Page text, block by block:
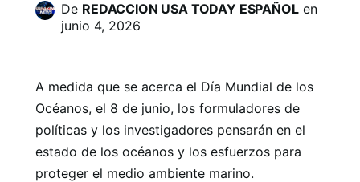
De REDACCION USA TODAY ESPAÑOLen
junio 4, 2026
A medida que se acerca el Día Mundial de los
Océanos, el 8 de junio, los formuladores de
políticas y los investigadores pensarán en el
estado de los océanos y los esfuerzos para
proteger el medio ambiente marino.